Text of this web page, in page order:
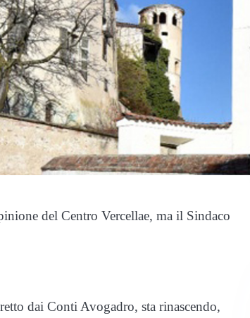
del Centro Vercellae, ma il Sindaco
dai Conti Avogadro, sta rinascendo,